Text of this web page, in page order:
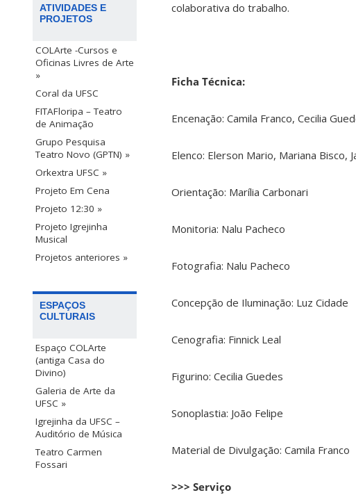
ATIVIDADES E
PROJETOS
COLArte -Cursos e
Oficinas Livres de Arte
»
Coral da UFSC
FITAFloripa – Teatro
de Animação
Grupo Pesquisa
Teatro Novo (GPTN) »
Orkextra UFSC »
Projeto Em Cena
Projeto 12:30 »
Projeto Igrejinha
Musical
Projetos anteriores »
ESPAÇOS
CULTURAIS
Espaço COLArte
(antiga Casa do
Divino)
Galeria de Arte da
UFSC »
Igrejinha da UFSC –
Auditório de Música
Teatro Carmen
Fossari
colaborativa do trabalho.
Ficha Técnica:
Encenação: Camila Franco, Cecilia
Elenco: Elerson Mario, Mariana Bisco,
Orientação: Marília Carbonari
Monitoria: Nalu Pacheco
Fotografia: Nalu Pacheco
Concepção de Iluminação: Luz Cidade
Cenografia: Finnick Leal
Figurino: Cecilia Guedes
Sonoplastia: João Felipe
Material de Divulgação: Camila Franco
>>> Serviço